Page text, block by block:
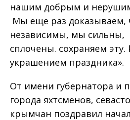
нашим добрым и
Мы еще раз доказываем,
независимы, мы сильны,
сплочены. сохраняем эту.
украшением праздника».
От имени губернатора и
города яхтсменов,
крымчан поздравил